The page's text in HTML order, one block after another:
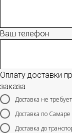
Ваш телефон
Оплату доставки
заказа
Доставка не
Доставка по Самаре
Доставка до